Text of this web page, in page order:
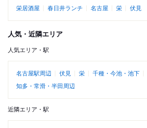
栄居酒屋
春日井ランチ 名古屋 栄 伏見
人気・近隣エリア
人気エリア・駅
名古屋駅周辺 伏見 栄 千種・今池・池下
知多・常滑・半田周辺
近隣エリア・駅